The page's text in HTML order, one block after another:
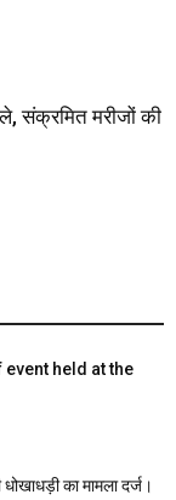
संक्रमित मरीजों की
held at the
का मामला दर्ज।